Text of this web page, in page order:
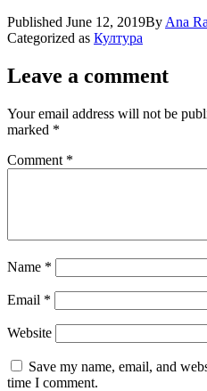
Published June 12, 2019By Ana
Categorized as Култура
Leave a comment
Your email address will not be
marked *
Comment *
Name *
Email *
Website
Save my name, email, and
time I comment.